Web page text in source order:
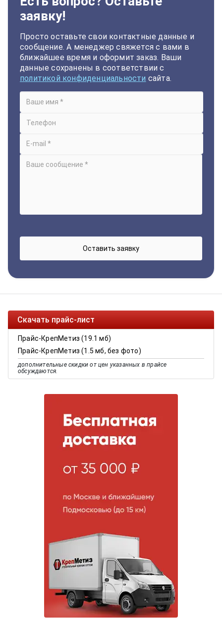
заявку!
Просто оставьте свои контактные данные и
сообщение. А менеджер свяжется с вами в
ближайшее время и оформит заказ. Ваши
данные сохранены в соответствии с
политикой конфиденциальности сайта.
Скачать прайс-лист
Прайс-КрепМетиз (19.1 мб)
Прайс-КрепМетиз (1.5 мб, без фото)
дополнительные скидки от цен указанных в прайсе
обсуждаются.